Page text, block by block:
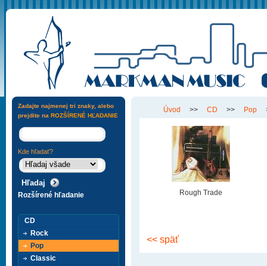
Úvod >> CD >> Pop
Rough Trade
<< späť
Zadajte najmenej tri znaky, alebo
prejdite na ROZŠÍRENÉ HĽADANIE
Kde hľadať?
Rozšírené hľadanie
CD
Rock
Pop
Classic